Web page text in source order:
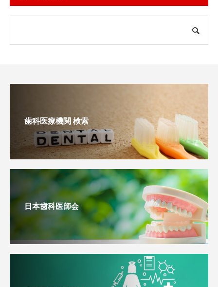
歯科医療機関 検索
日本歯科医師会